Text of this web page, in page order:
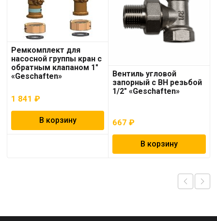
Ремкомплект для
насосной группы кран с
обратным клапаном 1″
«Geschaften»
1 841 ₽
В корзину
Вентиль угловой
запорный с ВН резьбой
1/2″ «Geschaften»
667₽
В корзину